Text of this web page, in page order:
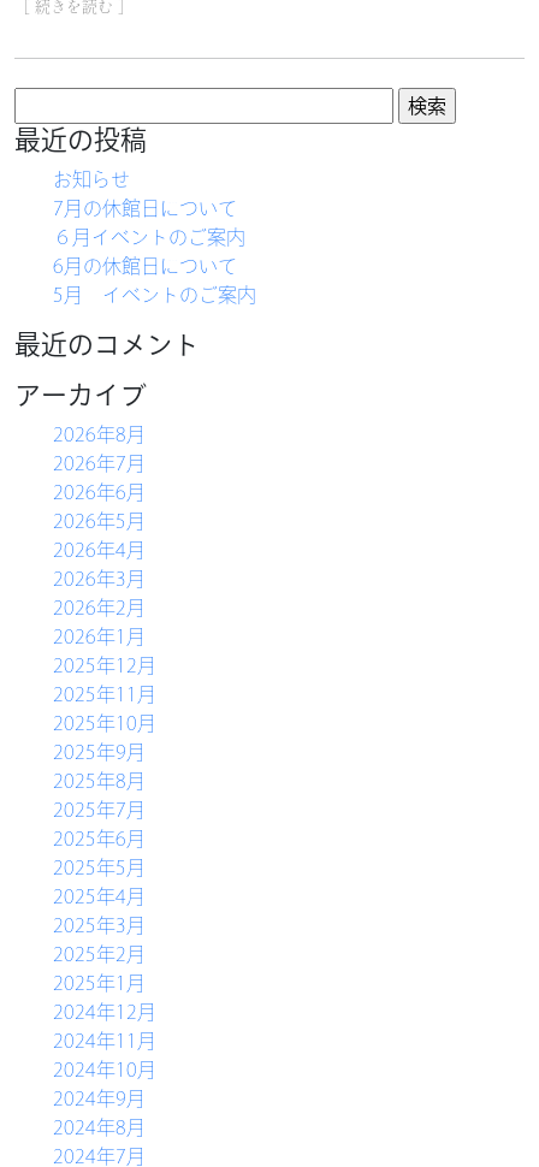
HOME
農産物直売所
バーベキュー
物産コーナー
軽食コーナー
別館ふるさとハウス
ベーカリー＆カフェ
ふるさと木の家
アクセス
［ 続きを読む ］
索:
最近の投稿
お知らせ
7月の休館日について
６月イベントのご案内
6月の休館日について
5月 イベントのご案内
最近のコメント
アーカイブ
2026年8月
2026年7月
2026年6月
2026年5月
2026年4月
2026年3月
2026年2月
2026年1月
2025年12月
2025年11月
2025年10月
2025年9月
2025年8月
2025年7月
2025年6月
2025年5月
2025年4月
2025年3月
2025年2月
2025年1月
2024年12月
2024年11月
2024年10月
2024年9月
2024年8月
2024年7月